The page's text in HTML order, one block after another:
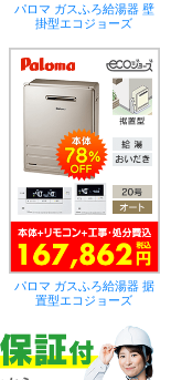
パロマ ガスふろ給湯器 壁
掛型エコジョーズ
パロマ ガスふろ給湯器 据
置型エコジョーズ